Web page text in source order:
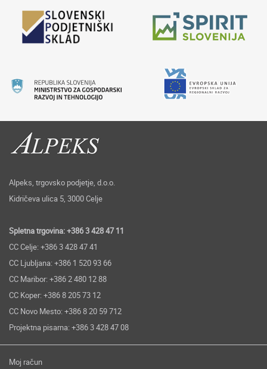
Alpeks, trgovsko podjetje, d.o.o.
Kidričeva ulica 5, 3000 Celje
Spletna trgovina: +386 3 428 47 11
CC Celje: +386 3 428 47 41
CC Ljubljana: +386 1 520 93 66
CC Maribor: +386 2 480 12 88
CC Koper: +386 8 205 73 12
CC Novo Mesto: +386 8 20 59 712
Projektna pisarna: +386 3 428 47 08
Moj račun